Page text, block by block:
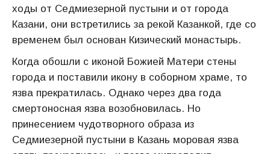
ходы от Седмиезерной пустыни и от города
Казани, они встретились за рекой Казанкой, где со
временем был основан Кизический монастырь.
Когда обошли с иконой Божией Матери стены
города и поставили икону в соборном храме, то
язва прекратилась. Однако через два года
смертоносная язва возобновилась. Но
принесением чудотворного образа из
Седмиезерной пустыни в Казань моровая язва